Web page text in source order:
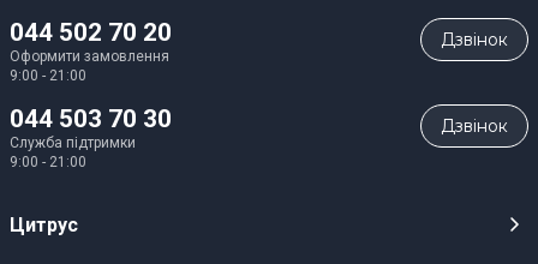
044 502 70 20
Оформити замовлення
9:00 - 21:00
Дзвiнок
044 503 70 30
Служба підтримки
9:00 - 21:00
Дзвiнок
Цитрус